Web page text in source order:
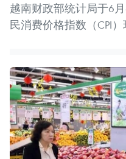
越南财政部统计局于6
民消费价格指数（CPI）